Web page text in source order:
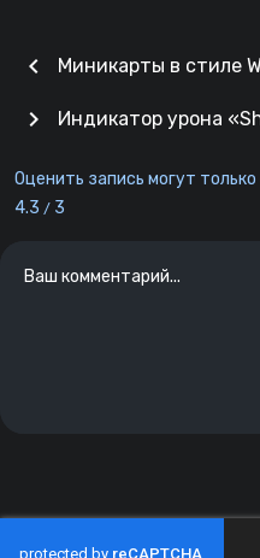
chevron_left Миникарты в стиле
Индикатор урона
chevron_right
Оценить запись могут
4.3 / 3